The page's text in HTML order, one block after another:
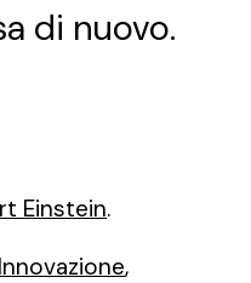
di nuovo.
Einstein.
Innovazione,